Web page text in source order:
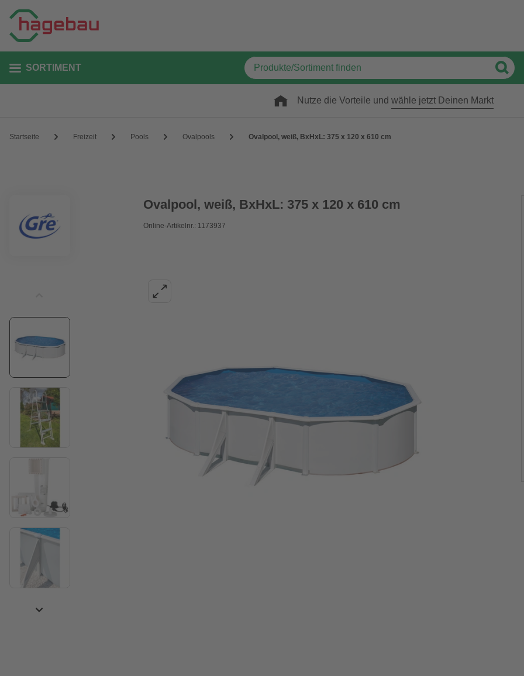
SORTIMENT
Nutze die Vorteile und wähle jetzt Deinen Markt
Startseite Freizeit Pools Ovalpools Ovalpool, weiß, BxHxL: 375 x 120 x 610 cm
Ovalpool, weiß, BxHxL: 375 x 120 x 610 cm
Online-Artikelnr.: 1173937